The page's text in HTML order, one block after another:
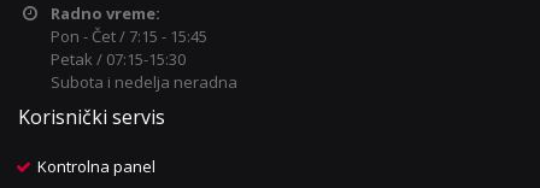
Radno vreme:
Pon - Čet / 7:15 - 15:45
Petak / 07:15-15:30
Subota i nedelja neradna
Korisnički servis
Kontrolna panel